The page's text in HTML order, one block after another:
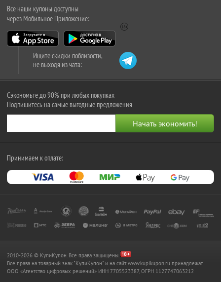
Все наши купоны доступны
через Мобильное Приложение:
Ищите скидки поблизости,
не выходя из чата:
Сэкономьте до 90% при любых покупках
Подпишитесь на самые выгодные предложения
Принимаем к оплате:
2010-2026 © КупиКупон. Все права защищены.
Все права на товарный знак "КупиКупон" и на сайт www.kupikupon.ru принадлежат
OOO «Агентство цифровых решений» ИНН 7705523387, ОГРН 1127747063212